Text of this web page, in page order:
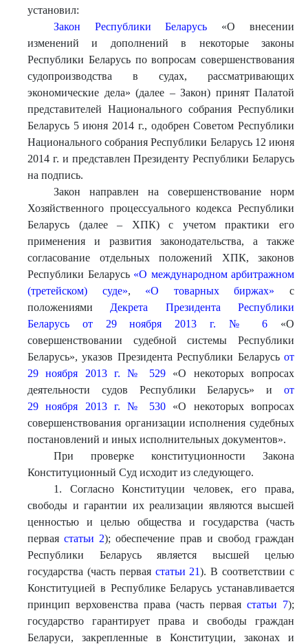
установил:
Закон Республики Беларусь «О внесении
изменений и дополнений в некоторые законы
Республики Беларусь по вопросам совершенствования
судопроизводства в судах, рассматривающих
экономические дела» (далее – Закон) принят Палатой
представителей Национального собрания Республики
Беларусь 5 июня 2014 г., одобрен Советом Республики
Национального собрания Республики Беларусь 12 июня
2014 г. и представлен Президенту Республики Беларусь
на подпись.
Закон направлен на совершенствование норм
Хозяйственного процессуального кодекса Республики
Беларусь (далее – ХПК) с учетом практики его
применения и развития законодательства, а также
согласование отдельных положений ХПК, законов
Республики Беларусь «О международном арбитражном
(третейском) суде», «О товарных биржах» с
положениями Декрета Президента Республики
Беларусь от 29 ноября 2013 г. № 6 «О
совершенствовании судебной системы Республики
Беларусь», указов Президента Республики Беларусь от
29 ноября 2013 г. № 529 «О некоторых вопросах
деятельности судов Республики Беларусь» и от
29 ноября 2013 г. № 530 «О некоторых вопросах
совершенствования организации исполнения судебных
постановлений и иных исполнительных документов».
При проверке конституционности Закона
Конституционный Суд исходит из следующего.
1. Согласно Конституции человек, его права,
свободы и гарантии их реализации являются высшей
ценностью и целью общества и государства (часть
перваястатьи 2); обеспечение прав и свобод граждан
Республики Беларусь является высшей целью
государства (часть первая статьи 21). В соответствии с
Конституцией в Республике Беларусь устанавливается
принцип верховенства права (часть первая статьи 7);
государство гарантирует права и свободы граждан
Беларуси, закрепленные в Конституции, законах и